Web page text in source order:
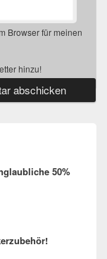
Browser für meinen
hinzu!
50%